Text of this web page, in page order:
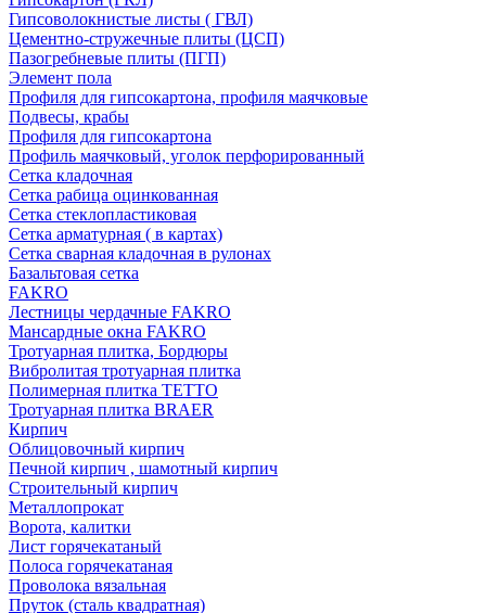
Гипсоволокнистые листы ( ГВЛ)
Цементно-стружечные плиты (ЦСП)
Пазогребневые плиты (ПГП)
Элемент пола
Профиля для гипсокартона, профиля маячковые
Подвесы, крабы
Профиля для гипсокартона
Профиль маячковый, уголок перфорированный
Сетка кладочная
Сетка рабица оцинкованная
Сетка стеклопластиковая
Сетка арматурная ( в картах)
Сетка сварная кладочная в рулонах
Базальтовая сетка
FAKRO
Лестницы чердачные FAKRO
Мансардные окна FAKRO
Тротуарная плитка, Бордюры
Вибролитая тротуарная плитка
Полимерная плитка TETTO
Тротуарная плитка BRAER
Кирпич
Облицовочный кирпич
Печной кирпич , шамотный кирпич
Строительный кирпич
Металлопрокат
Ворота, калитки
Лист горячекатаный
Полоса горячекатаная
Проволока вязальная
Пруток (сталь квадратная)